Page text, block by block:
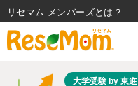
大学受験 by 東進
リセマム メンバーズ